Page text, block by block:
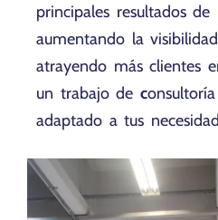
principales resultados de
aumentando la
atrayendo más clientes
un trabajo de c
adaptado a tus